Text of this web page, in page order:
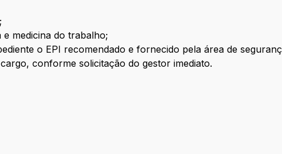
medicina do trabalho;
o EPI recomendado e fornecido pela área de
conforme solicitação do gestor imediato.